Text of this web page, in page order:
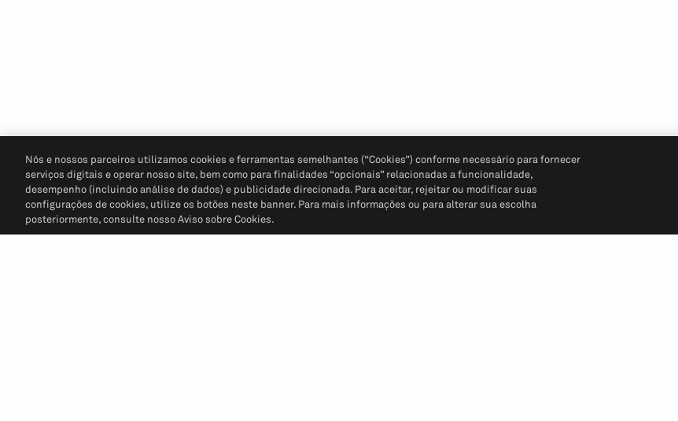
Nós e nossos parceiros utilizamos cookies e ferramentas semelhantes (“Cookies”) conforme necessário para fornecer
serviços digitais e operar nosso site, bem como para finalidades “opcionais” relacionadas a funcionalidade,
desempenho (incluindo análise de dados) e publicidade direcionada. Para aceitar, rejeitar ou modificar suas
configurações de cookies, utilize os botões neste banner. Para mais informações ou para alterar sua escolha
posteriormente, consulte nosso Aviso sobre Cookies.